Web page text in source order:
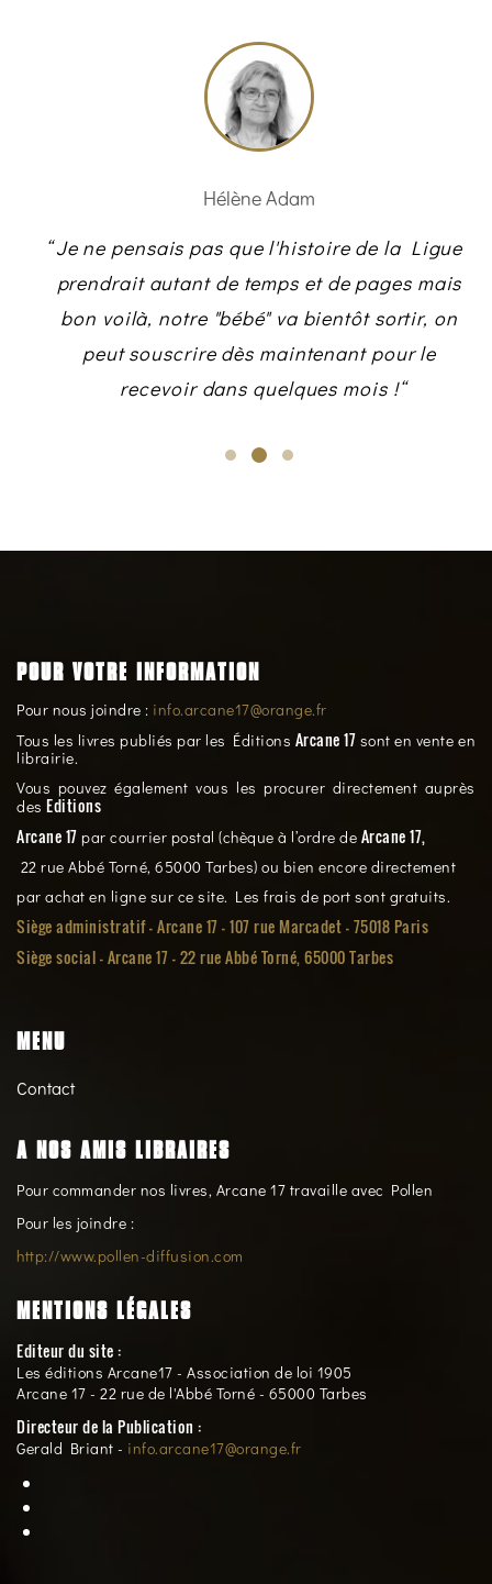
Hélène Adam
Je ne pensais pas que l'histoire de la Ligue
prendrait autant de temps et de pages mais
bon voilà, notre "bébé" va bientôt sortir, on
peut souscrire dès maintenant pour le
recevoir dans quelques mois !
POUR VOTRE INFORMATION
Pour nous joindre : info.arcane17@orange.fr
Tous les livres publiés par les Éditions Arcane 17 sont en vente en
librairie.
Vous pouvez également vous les procurer directement auprès
des Editions
Arcane 17 par courrier postal (chèque à l’ordre de Arcane 17,
22 rue Abbé Torné, 65000 Tarbes) ou bien encore directement
par achat en ligne sur ce site. Les frais de port sont gratuits.
Siège administratif - Arcane 17 - 107 rue Marcadet - 75018 Paris
Siège social -Arcane 17 - 22 rue Abbé Torné, 65000 Tarbes
MENU
Contact
A NOS AMIS LIBRAIRES
Pour commander nos livres, Arcane 17 travaille avec Pollen
Pour les joindre :
http://www.pollen-diffusion.com
MENTIONS LÉGALES
Editeur du site :
Les éditions Arcane17 - Association de loi 1905
Arcane 17 - 22 rue de l'Abbé Torné - 65000 Tarbes
Directeur de la Publication :
Gerald Briant - info.arcane17@orange.fr